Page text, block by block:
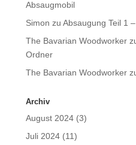
Absaugmobil
Simon zu Absaugung Teil 1
The Bavarian Woodworker
Ordner
The Bavarian Woodworker
Archiv
August 2024(3)
Juli 2024(11)